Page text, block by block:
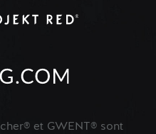
et GWENT® sont